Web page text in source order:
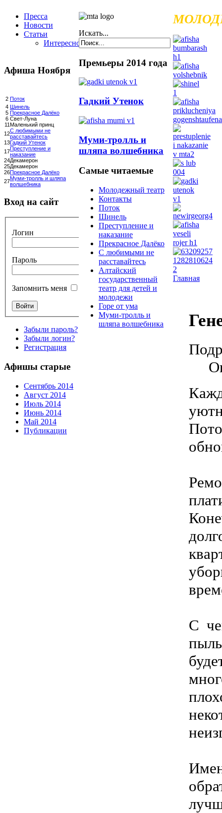
Пресса
Новости
Статьи
Интересное
Афиша Ноября
2 Поток
4 Шинель
5 Прекрасное Далёко
6 Свет-Луна
11Маленький принц
12С любимыми не
расставайтесь
13Гадкий Утенок
17Преступление и
наказание
24Декамерон
25Декамерон
26Прекрасное Далёко
27Муми-тролль и шляпа
волшебника
Вход на сайт
Логин
Пароль
Запомнить меня
Забыли пароль?
Забыли логин?
Регистрация
Афишы старые
Сентябрь 2014
Август 2014
Июль 2014
Июнь 2014
Май 2014
Публикации
Искать...
Премьеры 2014 года
Гадкий Утенок
Муми-тролль и
шляпа волшебника
Самые читаемые
Молодежный театр
Контакты
Поток
Шинель
Преступление и
наказание
Прекрасное Далёко
С любимыми не
расставайтесь
Алтайский
государственный
театр для детей и
молодежи
Горе от ума
Муми-тролль и
шляпа волшебника
Главная
С